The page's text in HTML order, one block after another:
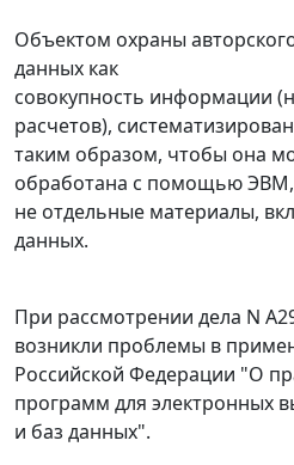
Объектом охраны
данных как
совокупность информации
расчетов),
таким образом, чтобы она
обработана с помощью
не отдельные материалы,
данных.
При рассмотрении дела N
возникли проблемы в
Российской Федерации "О
программ для электронных
и баз данных".